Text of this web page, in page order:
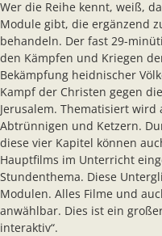
Wer die Reihe kennt, weiß,
Module gibt, die ergänzend
behandeln. Der fast 29-
den Kämpfen und Kriegen
Bekämpfung heidnischer
Kampf der Christen gegen
Jerusalem. Thematisiert wird
Abtrünnigen und Ketzern.
diese vier Kapitel können
Hauptfilms im Unterricht
Stundenthema. Diese
Modulen. Alles Filme und
anwählbar. Dies ist ein
interaktiv“.